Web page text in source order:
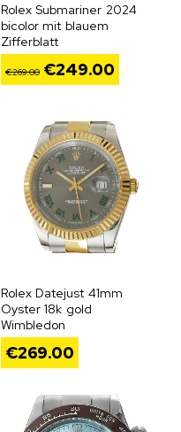
Rolex Submariner 2024
bicolor mit blauem
Zifferblatt
€269.00 €249.00
Rolex Datejust 41mm
Oyster 18k gold
Wimbledon
€269.00